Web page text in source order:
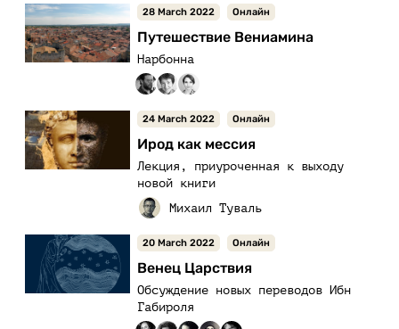
Путешествие Вениамина
Нарбонна
28 March 2022 Онлайн
Ирод как мессия
Лекция, приуроченная к выходу
новой книги
24 March 2022 Онлайн
Венец Царствия
Обсуждение новых переводов Ибн
Габироля
20 March 2022 Онлайн